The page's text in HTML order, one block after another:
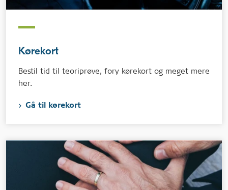
Kørekort
Bestil tid til teoriprøve, fory kørekort og meget mere
her.
Gå til kørekort